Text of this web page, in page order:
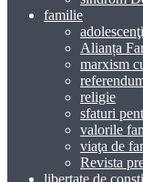
familie
adolescenţi
Alianța
marxism
religie
sfaturi
valorile
viaţa de
Revista
libertate de